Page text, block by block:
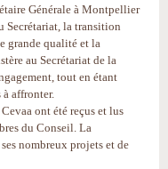
Générale à Montpellier
Secrétariat, la transition
grande qualité et la
au Secrétariat de la
tout en étant
affronter.
ont été reçus et lus
du Conseil. La
nombreux projets et de